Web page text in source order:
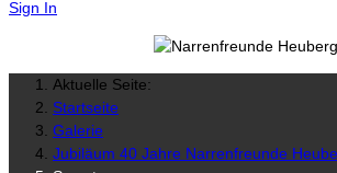
Sign In
Aktuelle Seite:
Startseite
Galerie
Jubiläum 40 Jahre Narrenfreunde